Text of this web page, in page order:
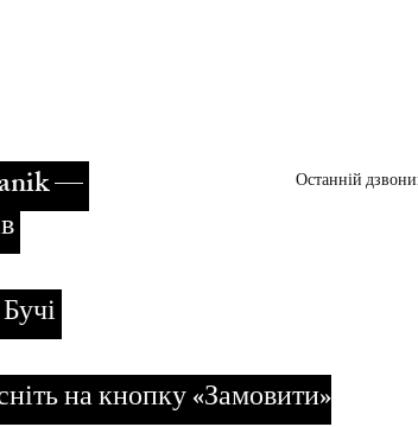
Останній
—
на кнопку «Замовити»